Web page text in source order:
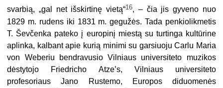
svarbią, „gal net išskirtinę vietą“16, – čia jis gyveno nuo
1829 m. rudens iki 1831 m. gegužės. Tada penkiolikmetis
T. Ševčenka pateko į europinį miestą su turtinga kultūrine
aplinka, kalbant apie kurią minimi su garsiuoju Carlu Maria
von Weberiu bendravusio Vilniaus universiteto muzikos
dėstytojo Friedricho Atze’s, Vilniaus universiteto
profesoriaus Jano Rustemo, Europos diduomenės